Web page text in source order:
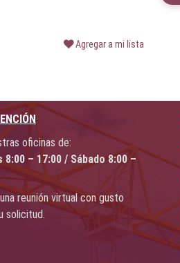
Agregar a mi lista
oficinas de:
8:00 – 17:00 / Sábado 8:00 –
reunión virtual con gusto
solicitud.